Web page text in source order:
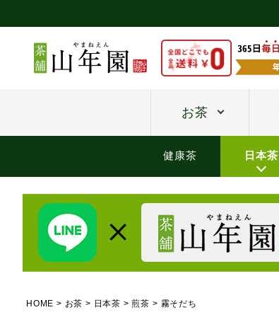
お茶
健康茶 日本茶
HOME お茶 日本茶 煎茶 霧そだち